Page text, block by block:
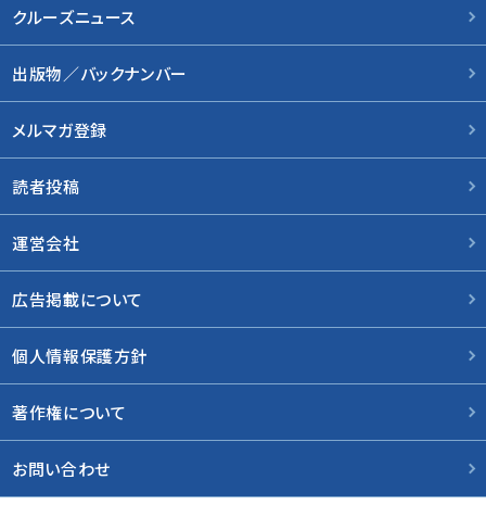
クルーズニュース
出版物／バックナンバー
メルマガ登録
読者投稿
運営会社
広告掲載について
個人情報保護方針
著作権について
お問い合わせ